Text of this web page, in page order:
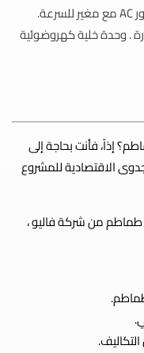
. وحدة خلية كهروضوئية
إذاً، فأنت بحاجة إلى
الاقتصادية للمشروع
من شركة فاليو ،